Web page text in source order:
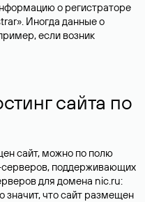
о регистраторе
Иногда данные о
если возник
сайта по
сайт, можно по полю
серверов, поддерживающих
для домена nic.ru:
значит, что сайт размещен